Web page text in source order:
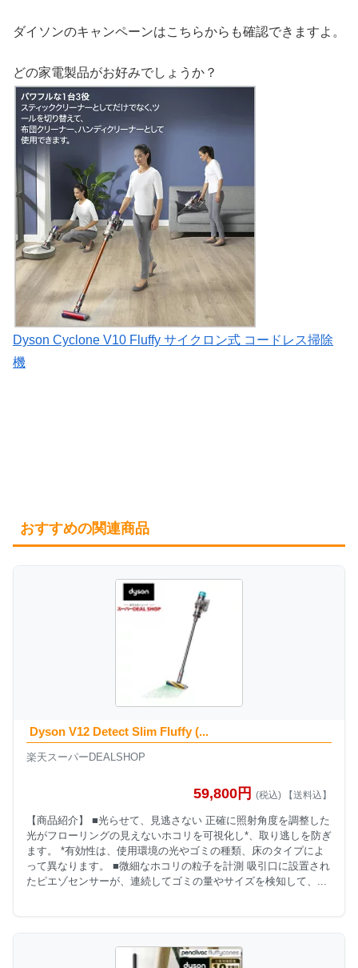
ダイソンのキャンペーンはこちらからも確認できますよ。
どの家電製品がお好みでしょうか？
Dyson Cyclone V10 Fluffy サイクロン式 コードレス掃除
機
おすすめの関連商品
Dyson V12 Detect Slim Fluffy (...
楽天スーパーDEALSHOP
59,800円 (税込) 【送料込】
【商品紹介】 ■光らせて、見逃さない 正確に照射角度を調整した
光がフローリングの見えないホコリを可視化し*、取り逃しを防ぎ
ます。 *有効性は、使用環境の光やゴミの種類、床のタイプによ
って異なります。 ■微細なホコリの粒子を計測 吸引口に設置され
たピエゾセンサーが、連続してゴミの量やサイズを検知して、...